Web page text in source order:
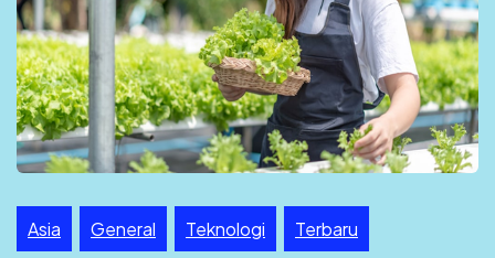
Asia General Teknologi Terbaru